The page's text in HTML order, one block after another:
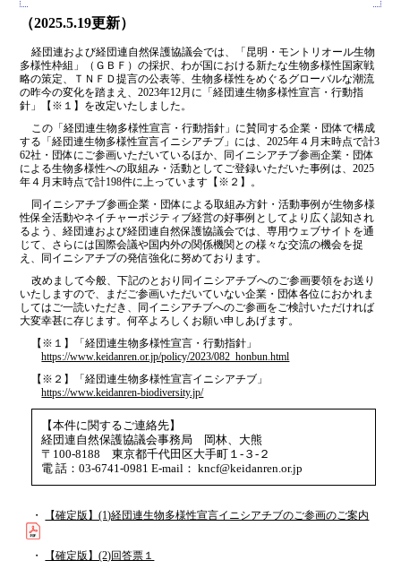
（2025.5.19更新）
経団連および経団連自然保護協議会では、「昆明・モントリオール生物
多様性枠組」（ＧＢＦ）の採択、わが国における新たな生物多様性国家戦
略の策定、ＴＮＦＤ提言の公表等、生物多様性をめぐるグローバルな潮流
の昨今の変化を踏まえ、2023年12月に「経団連生物多様性宣言・行動指
針」【※１】を改定いたしました。
この「経団連生物多様性宣言・行動指針」に賛同する企業・団体で構成
する「経団連生物多様性宣言イニシアチブ」には、2025年４月末時点で計3
62社・団体にご参画いただいているほか、同イニシアチブ参画企業・団体
による生物多様性への取組み・活動としてご登録いただいた事例は、2025
年４月末時点で計198件に上っています【※２】。
同イニシアチブ参画企業・団体による取組み方針・活動事例が生物多様
性保全活動やネイチャーポジティブ経営の好事例としてより広く認知され
るよう、経団連および経団連自然保護協議会では、専用ウェブサイトを通
じて、さらには国際会議や国内外の関係機関との様々な交流の機会を捉
え、同イニシアチブの発信強化に努めております。
改めまして今般、下記のとおり同イニシアチブへのご参画要領をお送り
いたしますので、まだご参画いただいていない企業・団体各位におかれま
してはご一読いただき、同イニシアチブへのご参画をご検討いただければ
大変幸甚に存じます。何卒よろしくお願い申しあげます。
【※１】「経団連生物多様性宣言・行動指針」
https://www.keidanren.or.jp/policy/2023/082_honbun.html
【※２】「経団連生物多様性宣言イニシアチブ」
https://www.keidanren-biodiversity.jp/
【本件に関するご連絡先】
経団連自然保護協議会事務局 岡林、大熊
〒100-8188 東京都千代田区大手町１-３-２
電 話：03-6741-0981 E-mail： kncf@keidanren.or.jp
・ 【確定版】(1)経団連生物多様性宣言イニシアチブのご参画のご案内
・ 【確定版】(2)回答票１